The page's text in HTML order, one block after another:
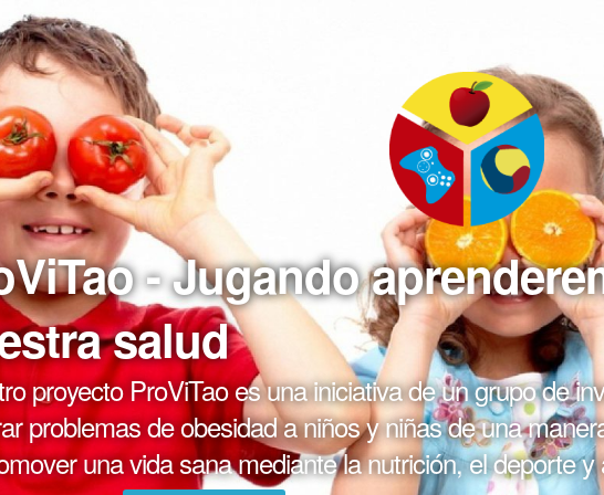
- Jugando
salud
proyecto ProViTao es una iniciativa de un grupo de
problemas de obesidad a niños y niñas de una
una vida sana mediante la nutrición, el deporte